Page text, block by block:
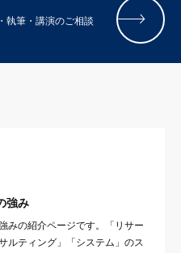
執筆・講演のご相談
強み
みの紹介ページです。「リサー
ルティング」「システム」のス